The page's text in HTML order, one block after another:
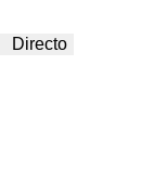
Directo